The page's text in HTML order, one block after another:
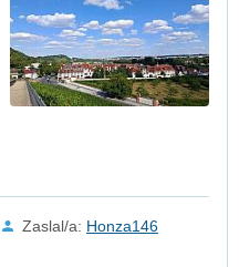
Zaslal/a: Honza146